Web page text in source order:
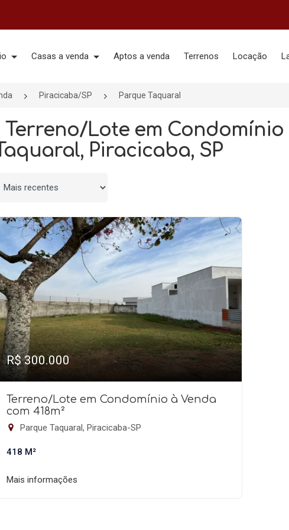
Casas a venda Aptos a venda Terrenos Locação
Piracicaba/SP Parque Taquaral
Terreno/Lote em
Taquaral, Piracicaba, SP
Ordenar por
R$ 300.000
Terreno/Lote em Condomínio à Venda
com 418m²
Parque Taquaral, Piracicaba-SP
418 M²
Mais informações